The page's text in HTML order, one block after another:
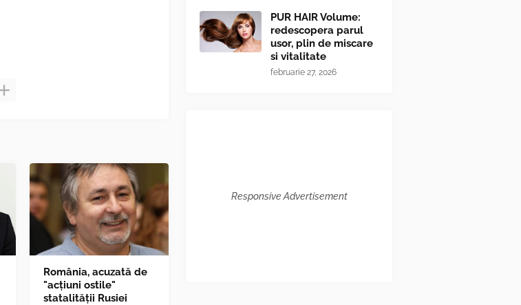
România, acuzată de
"acțiuni ostile"
statalității Rusiei
PUR HAIR Volume:
redescopera parul
usor, plin de miscare
si vitalitate
februarie 27, 2026
Responsive Advertisement